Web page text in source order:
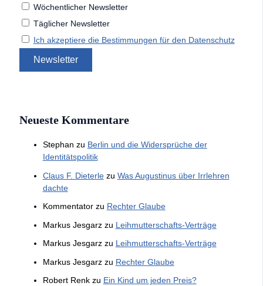
Wöchentlicher Newsletter
Täglicher Newsletter
Ich akzeptiere die Bestimmungen für den Datenschutz
Neueste Kommentare
Stephan zu Berlin und die Widersprüche der
Identitätspolitik
Claus F. Dieterlezu Was Augustinus über Irrlehren
dachte
Kommentatorzu Rechter Glaube
Markus Jesgarzzu Leihmutterschafts-Verträge
Markus Jesgarzzu Leihmutterschafts-Verträge
Markus Jesgarzzu Rechter Glaube
Robert Renkzu Ein Kind um jeden Preis?